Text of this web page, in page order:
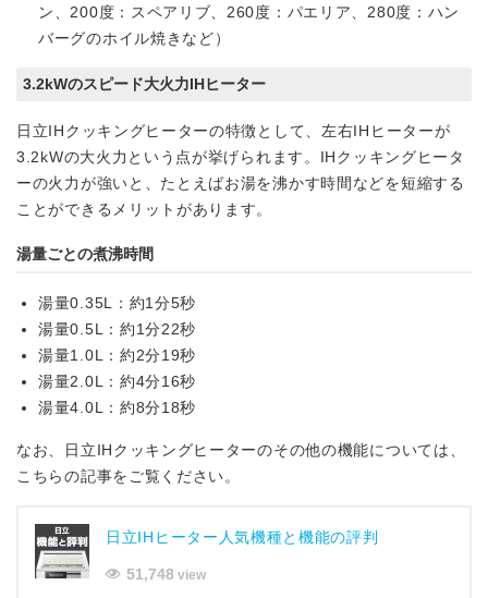
ン、200度：スペアリブ、260度：パエリア、280度：ハン
バーグのホイル焼きなど）
3.2kWのスピード大火力IHヒーター
日立IHクッキングヒーターの特徴として、左右IHヒーターが
3.2kWの大火力という点が挙げられます。IHクッキングヒータ
ーの火力が強いと、たとえばお湯を沸かす時間などを短縮する
ことができるメリットがあります。
湯量ごとの煮沸時間
湯量0.35L：約1分5秒
湯量0.5L：約1分22秒
湯量1.0L：約2分19秒
湯量2.0L：約4分16秒
湯量4.0L：約8分18秒
なお、日立IHクッキングヒーターのその他の機能については、
こちらの記事をご覧ください。
日立IHヒーター人気機種と機能の評判
51,748 view